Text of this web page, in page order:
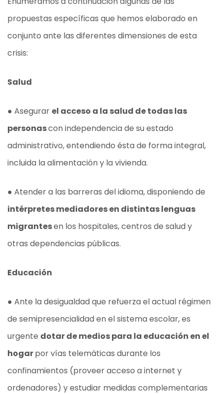
propuestas específicas que hemos elaborado en
conjunto ante las diferentes dimensiones de esta
crisis:
Salud
● Asegurar el acceso a la salud de todas las
personascon independencia de su estado
administrativo, entendiendo ésta de forma integral,
incluida la alimentación y la vivienda.
● Atender a las barreras del idioma, disponiendo de
intérpretes mediadores en distintas lenguas
migrantesen los hospitales, centros de salud y
otras dependencias públicas.
Educación
● Ante la desigualdad que refuerza el actual régimen
de semipresencialidad en el sistema escolar, es
urgente dotar de medios para la educación en el
hogarpor vías telemáticas durante los
confinamientos (proveer acceso a internet y
ordenadores) y estudiar medidas complementarias